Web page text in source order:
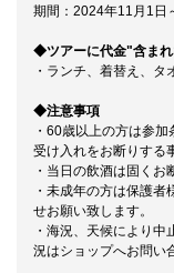
期間：2024年11月1日
◆ツアーに代金"含ま
・ランチ、着替え、タ
◆注意事項
・60歳以上の方は参
受け入れをお断りする
・当日の飲酒は固くお
・未成年の方は保護
せお願い致します。
・海況、天候により
況はショップへお問い